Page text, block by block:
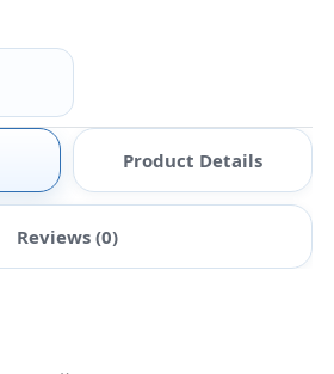
Product Details
Reviews (0)